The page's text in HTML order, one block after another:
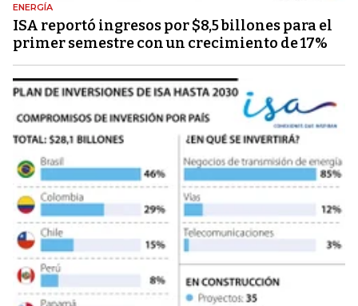
ENERGÍA
ISA reportó ingresos por $8,5 billones para el
primer semestre con un crecimiento de 17%